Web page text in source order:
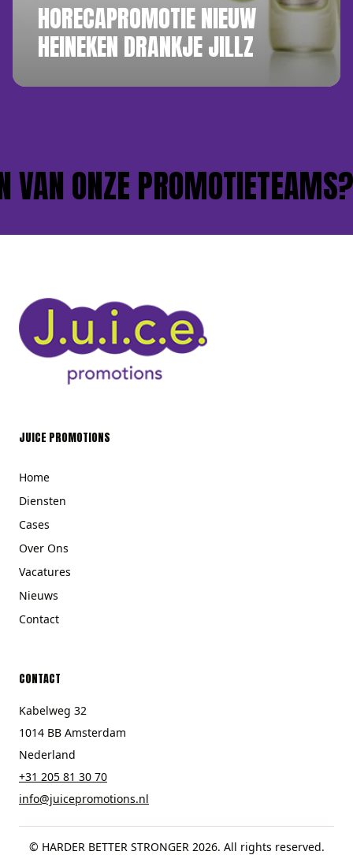
HORECAPROMOTIE NIEUW
HEINEKEN DRANKJE JILLZ
ONZE PROMOTIETEAMS?
JUICE PROMOTIONS
Home
Diensten
Cases
Over Ons
Vacatures
Nieuws
Contact
CONTACT
Kabelweg 32
1014 BB Amsterdam
Nederland
+31 205 81 30 70
info@juicepromotions.nl
© HARDER BETTER STRONGER 2026. All rights reserved.